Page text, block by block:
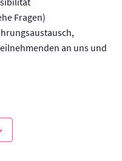
Fragen)
an uns und